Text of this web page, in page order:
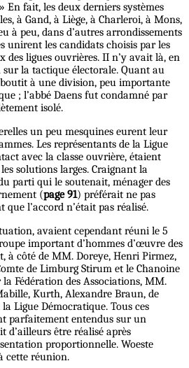
fait, les deux derniers systèmes
à Gand, à Liège, à Charleroi, à Mons,
à peu, dans d’autres arrondissements
unirent les candidats choisis par les
des ligues ouvrières. II n’y avait là, en
sur la tactique électorale. Quant au
à une division, peu importante
; l’abbé Daens fut condamné par
isolé.
un peu mesquines eurent leur
Les représentants de la Ligue
avec la classe ouvrière, étaient
solutions larges. Craignant la
parti qui le soutenait, ménager des
(page 91) préférait ne pas
que l’accord n’était pas réalisé.
avaient cependant réuni le 5
important d’hommes d’œuvre des
à côté de MM. Doreye, Henri Pirmez,
de Limburg Stirum et le Chanoine
Fédération des Associations, MM.
Kurth, Alexandre Braun, de
Ligue Démocratique. Tous ces
parfaitement entendus sur un
d’ailleurs être réalisé après
proportionnelle. Woeste
cette réunion.